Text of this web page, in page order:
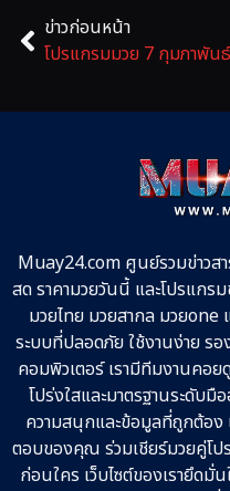
ข่าวก่อนหน้า
โปรแกรมมวย 8 กุมภาพันธ์
Muay24.com ศูนย์รวมข่าวส
สด ราคามวยวันนี้ และโปรแก
มวยไทย มวยสากล มวยone
ระบบที่ปลอดภัย ใช้งานง่าย ร
คอมพิวเตอร์ เรามีทีมงานคอย
โปร่งใสและมาตรฐานระดับ
ความสนุกและข้อมูลที่ถูกต้อง
ตอบของคุณ ร่วมเชียร์มวยคู่โป
ก่อนใคร เว็บไซต์ของเรายึดมั่